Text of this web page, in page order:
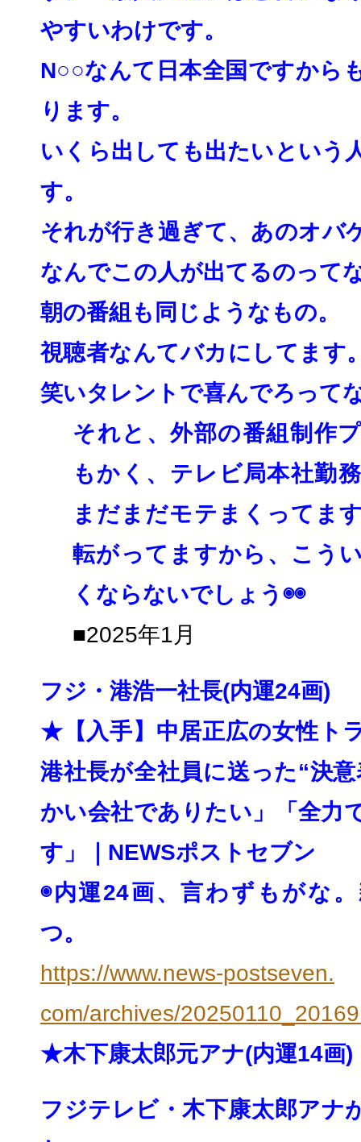
やすいわけです。
N○○なんて日本全国ですから
ります。
いくら出しても出たいという
す。
それが行き過ぎて、 あのオバ
なんでこの人が出てるのって
朝の番組も同じようなもの。
視聴者なんてバカにしてます
笑いタレントで喜んでろって
それと、外部の番組制作
もかく、 テレビ局本社勤
まだまだモテまくってま
転がってますから、
こう
くならないでしょう◉◉
■2025年1月
フジ・港浩一社長(内運24画)
★【入手】中居正広の女性ト
港社長が全社員に送った“決
かい会社でありたい」「全力
す」｜ NEWSポストセブン
◉内運24画、言わずもがな
つ。
https://www.news-postseven.
com/archives/
★木下康太郎元アナ(内運14画)
フジテレビ・木下康太郎アナ